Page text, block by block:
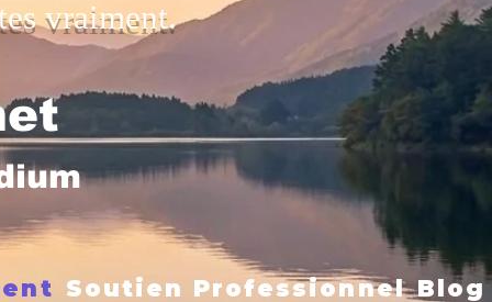
vraiment.
Soutien Professionnel Blog